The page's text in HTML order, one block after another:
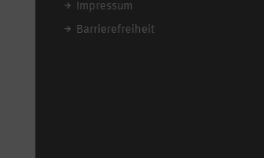
Impressum
Barrierefreiheit